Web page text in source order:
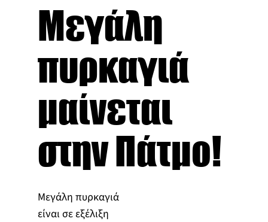
Μεγάλη
πυρκαγιά
μαίνεται
στην Πάτμο!
Μεγάλη πυρκαγιά
είναι σε εξέλιξη